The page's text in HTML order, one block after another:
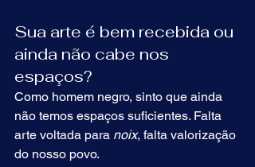
Sua arte é bem recebida ou
ainda não cabe nos
espaços?
Como homem negro, sinto que ainda
não temos espaços suficientes. Falta
arte voltada para noix, falta valorização
do nosso povo.